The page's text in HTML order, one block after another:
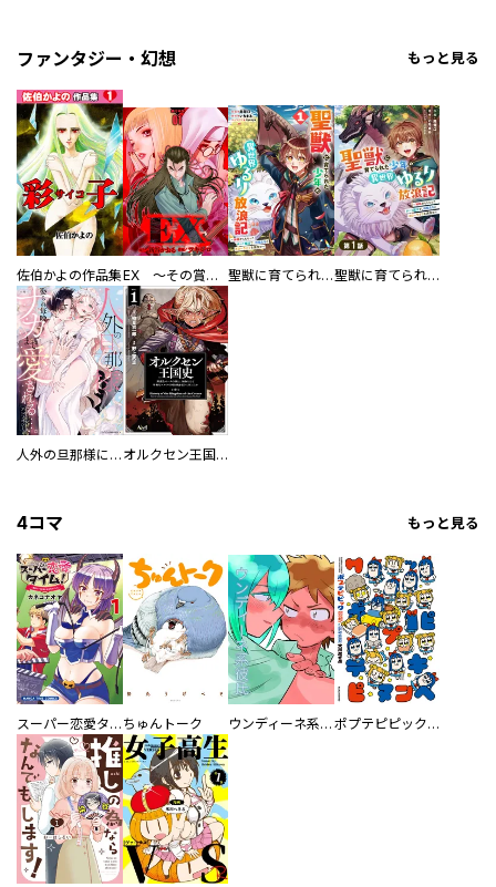
ファンタジー・幻想 もっと見る
佐伯かよの作品集 EX ～その賞金稼ぎは、世界の出口を探す～【単行本版】 聖獣に育てられた少年の異世界ゆるり放浪記～神様からもらったチート魔法で、仲間たちとスローライフを満喫中～ 聖獣に育てられた少年の異世界ゆるり放浪記～神様からもらったチート魔法で、仲間たちとスローライフを満喫中～【分冊版】
人外の旦那様に娶られ毎晩ナカまで愛される…。アンソロジー オルクセン王国史
4コマ もっと見る
スーパー恋愛タイム！～現場でドＳな彼女は自宅でデレる～ ちゅんトーク ウンディーネ系彼氏 ポプテピピック SEASON EIGHT